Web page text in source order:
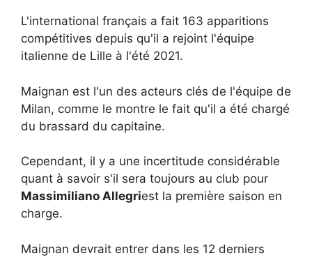
L'international français a fait 163 apparitions
compétitives depuis qu'il a rejoint l'équipe
italienne de Lille à l'été 2021.
Maignan est l'un des acteurs clés de l'équipe de
Milan, comme le montre le fait qu'il a été chargé
du brassard du capitaine.
Cependant, il y a une incertitude considérable
quant à savoir s'il sera toujours au club pour
Massimiliano Allegriest la première saison en
charge.
Maignan devrait entrer dans les 12 derniers